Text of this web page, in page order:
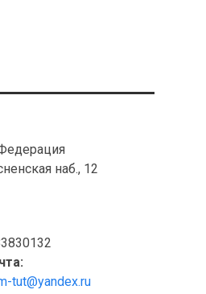
наб., 12
tut@yandex.ru